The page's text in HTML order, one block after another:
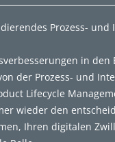
Prozess-
in
der Prozess- und
Lifecycle
wieder den
Ihren digitalen